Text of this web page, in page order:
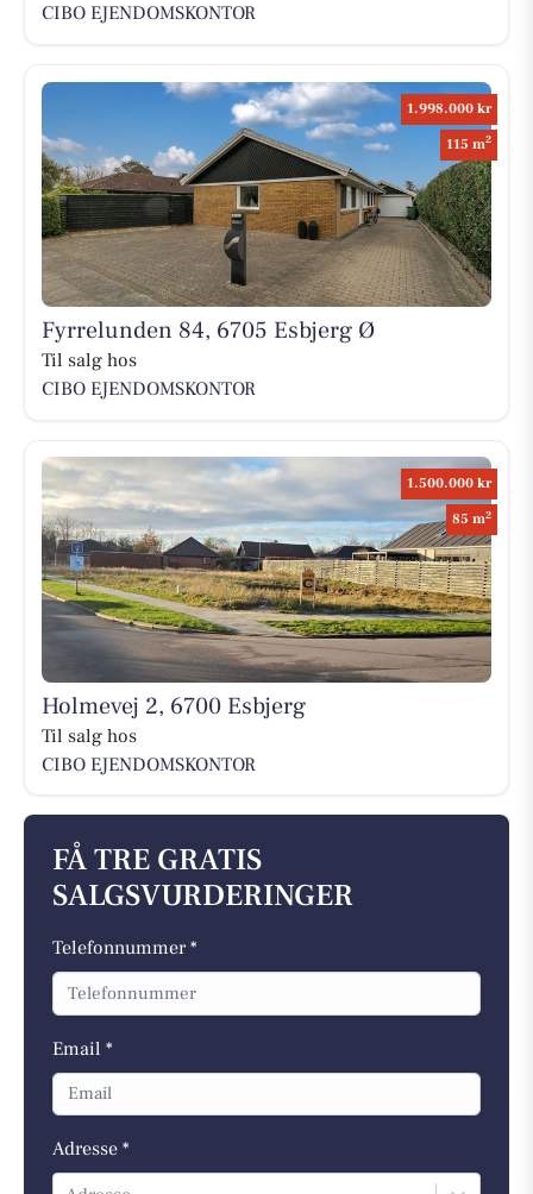
CIBO EJENDOMSKONTOR
1.998.000 kr
115 m2
Fyrrelunden 84, 6705 Esbjerg Ø
Til salg hos
CIBO EJENDOMSKONTOR
1.500.000 kr
85 m2
Holmevej 2, 6700 Esbjerg
Til salg hos
CIBO EJENDOMSKONTOR
FÅ TRE GRATIS
SALGSVURDERINGER
Telefonnummer *
Email *
Adresse *